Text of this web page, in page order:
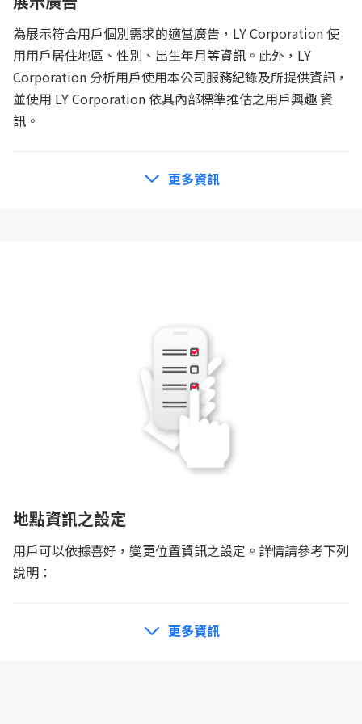
為展示符合用戶個別需求的適當廣告，LY Corporation 使
用用戶居住地區、性別、出生年月等資訊。此外，LY
Corporation 分析用戶使用本公司服務紀錄及所提供資訊，
並使用 LY Corporation 依其內部標準推估之用戶興趣 資
訊。
更多資訊
地點資訊之設定
用戶可以依據喜好，變更位置資訊之設定。詳情請參考下列
說明：
更多資訊